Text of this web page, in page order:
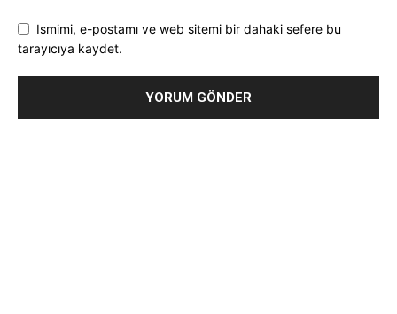
Ismimi, e-postamı ve web sitemi bir dahaki sefere bu
tarayıcıya kaydet.